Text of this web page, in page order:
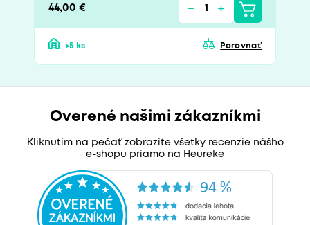
44,00 €
>5 ks Porovnať
Overené našimi zákazníkmi
Kliknutím na pečať zobrazíte všetky recenzie nášho
e-shopu priamo na Heureke